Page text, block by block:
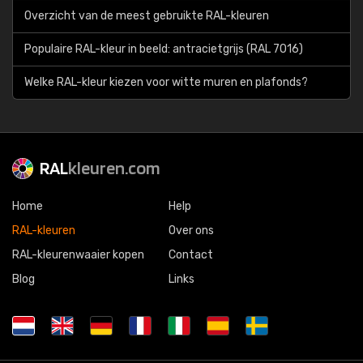
Overzicht van de meest gebruikte RAL-kleuren
Populaire RAL-kleur in beeld: antracietgrijs (RAL 7016)
Welke RAL-kleur kiezen voor witte muren en plafonds?
RALkleuren.com
Home
RAL-kleuren
RAL-kleurenwaaier kopen
Blog
Help
Over ons
Contact
Links